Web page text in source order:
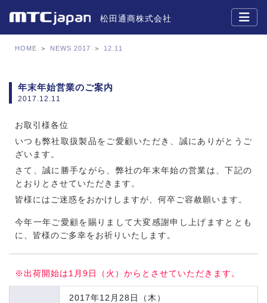
松田通商株式会社
HOME ＞ NEWS 2017 ＞ 12.11
年末年始営業のご案内
2017.12.11
お取引様各位
いつも弊社取扱製品をご愛顧いただき、誠にありがとうご
ざいます。
さて、誠に勝手ながら、弊社の年末年始の営業は、下記の
とおりとさせていただきます。
皆様にはご迷惑をおかけしますが、何卒ご容赦願います。
今年一年ご愛顧を賜りまして大変感謝申し上げますととも
に、皆様のご多幸をお祈りいたします。
※出荷開始は1月9日（火）からとさせていただきます。
2017年12月28日（木）